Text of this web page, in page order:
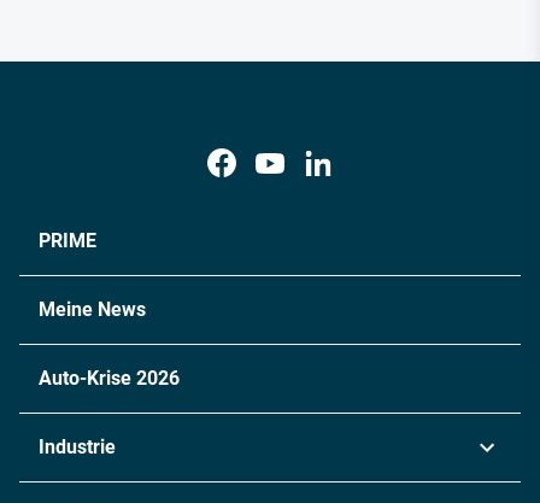
PRIME
Meine News
Auto-Krise 2026
Industrie